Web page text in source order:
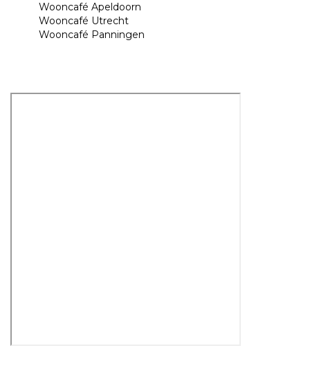
Wooncafé Apeldoorn
Wooncafé Utrecht
Wooncafé Panningen